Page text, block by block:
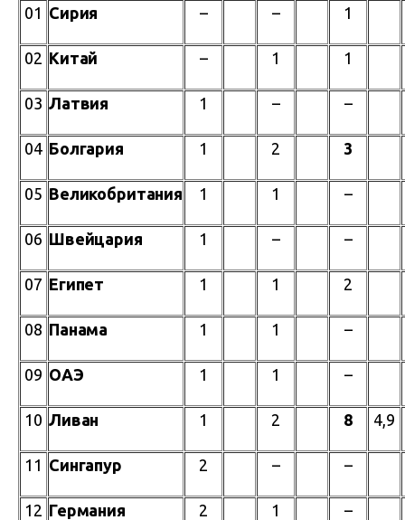
01 Сирия – – 1
02 Китай – 1 1
03 Латвия 1 – –
04 Болгария 1 2 3
05 Великобритания 1 1 –
06 Швейцария 1 – –
07 Египет 1 1 2
08 Панама 1 1 –
09 ОАЭ 1 1 –
10 Ливан 1 2 8 4,9
11 Сингапур 2 – –
12 Германия 2 1 –